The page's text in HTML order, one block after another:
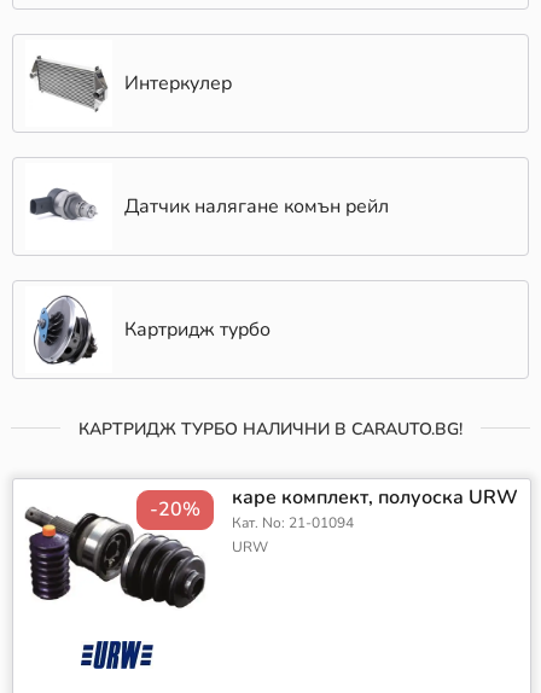
Интеркулер
Датчик налягане комън рейл
Картридж турбо
КАРТРИДЖ ТУРБО НАЛИЧНИ В CARAUTO.BG!
-20% каре комплект, полуоска URW
Кат. No: 21-01094
URW